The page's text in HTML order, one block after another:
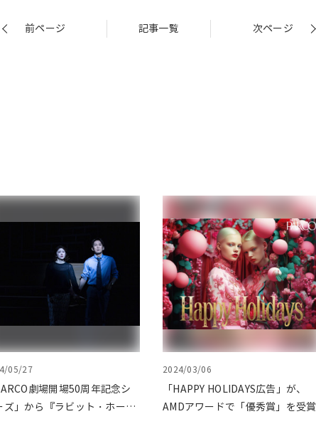
前ページ 記事一覧 次ページ
05/27
劇場開場50周年記念シ
ズ」から『ラビット・ホー
2024/03/06
「HAPPY HOLIDAYS広告」が、
AMDアワードで「優秀賞」を受賞